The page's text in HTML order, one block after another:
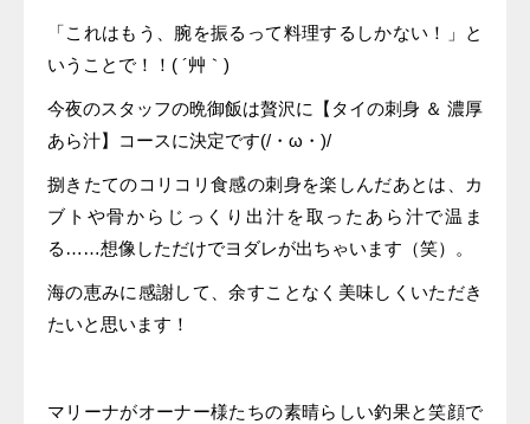
「これはもう、腕を振るって料理するしかない！」と
いうことで！！( ´艸｀)
今夜のスタッフの晩御飯は贅沢に【タイの刺身 ＆ 濃厚
あら汁】コースに決定です(/・ω・)/
捌きたてのコリコリ食感の刺身を楽しんだあとは、カ
ブトや骨からじっくり出汁を取ったあら汁で温ま
る……想像しただけでヨダレが出ちゃいます（笑）。
海の恵みに感謝して、余すことなく美味しくいただき
たいと思います！
マリーナがオーナー様たちの素晴らしい釣果と笑顔で